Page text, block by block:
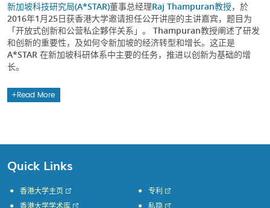
新加坡科技研究局(A*STAR)董事总经理Raj Thampuran教授，於
2016年1月25日获香港大学邀请担任公开讲座的主讲嘉宾，题目为
「开放式创新和公营私企夥伴关系」。 Thampuran教授阐述了研发
和创新的重要性，及如何令新加坡的经济转型和增长。这正是
A*STAR 在新加坡科研体系中主要的任务，推进以创新为基础的增
长。
Read More
Quick Links
香港大学主页
香港大学学术库
专利
私隐